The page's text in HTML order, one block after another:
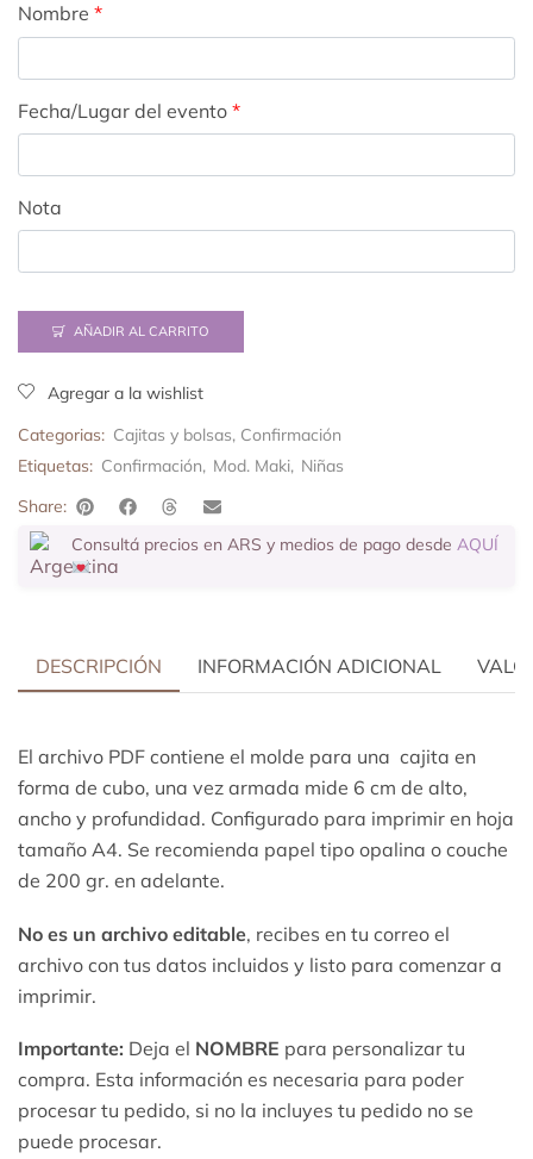
Nombre *
Fecha/Lugar del evento *
Nota
AÑADIR AL CARRITO
Agregar a la wishlist
Categorias: Cajitas y bolsas, Confirmación
Etiquetas: Confirmación, Mod. Maki, Niñas
Share:
Consultá precios en ARS y medios de pago desde AQUÍ
DESCRIPCIÓN INFORMACIÓN ADICIONAL
El archivo PDF contiene el molde para una cajita en
forma de cubo, una vez armada mide 6 cm de alto,
ancho y profundidad. Configurado para imprimir en hoja
tamaño A4. Se recomienda papel tipo opalina o couche
de 200 gr. en adelante.
No es un archivo editable, recibes en tu correo el
archivo con tus datos incluidos y listo para comenzar a
imprimir.
Importante: Deja el NOMBRE para personalizar tu
compra. Esta información es necesaria para poder
procesar tu pedido, si no la incluyes tu pedido no se
puede procesar.